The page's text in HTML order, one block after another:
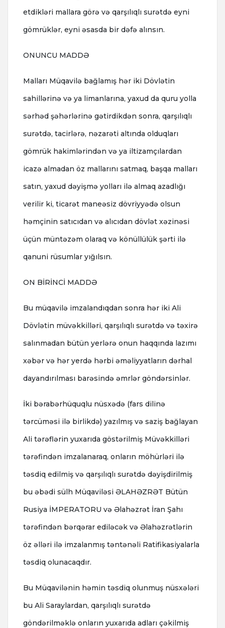
etdikləri mallara görə və qarşılıqlı surətdə eyni
gömrüklər, eyni əsasda bir dəfə alınsın.
ONUNCU MADDƏ
Malları Müqavilə bağlamış hər iki Dövlətin
sahillərinə və ya limanlarına, yaxud da quru yolla
sərhəd şəhərlərinə gətirdikdən sonra, qarşılıqlı
surətdə, tacirlərə, nəzarəti altında olduqları
gömrük hakimlərindən və ya iltizamçılardan
icazə almadan öz mallarını satmaq, başqa malları
satın, yaxud dəyişmə yolları ilə almaq azadlığı
verilir ki, ticarət maneəsiz dövriyyədə olsun
həmçinin satıcıdan və alıcıdan dövlət xəzinəsi
üçün müntəzəm olaraq və könüllülük şərti ilə
qanuni rüsumlar yığılsın.
ON BİRİNCİ MADDƏ
Bu müqavilə imzalandıqdan sonra hər iki Ali
Dövlətin müvəkkilləri, qarşılıqlı surətdə və təxirə
salınmadan bütün yerlərə onun haqqında lazımı
xəbər və hər yerdə hərbi əməliyyatların dərhal
dayandırılması barəsində əmrlər göndərsinlər.
İki bərabərhüquqlu nüsxədə (fars dilinə
tərcüməsi ilə birlikdə) yazılmış və saziş bağlayan
Ali tərəflərin yuxarıda göstərilmiş Müvəkkilləri
tərəfindən imzalanaraq, onların möhürləri ilə
təsdiq edilmiş və qarşılıqlı surətdə dəyişdirilmiş
bu əbədi sülh Müqaviləsi ƏLAHƏZRƏT Bütün
Rusiya İMPERATORU və Əlahəzrət İran Şahı
tərəfindən bərqərar ediləcək və Əlahəzrətlərin
öz əlləri ilə imzalanmış təntənəli Ratifikasiyalarla
təsdiq olunacaqdır.
Bu Müqavilənin həmin təsdiq olunmuş nüsxələri
bu Ali Saraylardan, qarşılıqlı surətdə
göndərilməklə onların yuxarıda adları çəkilmiş